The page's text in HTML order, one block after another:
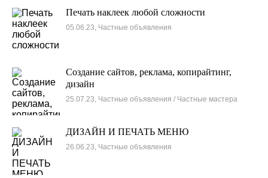
Печать наклеек любой сложности
05.06.23, Частные объявления
Создание сайтов, реклама, копирайтинг,
дизайн
25.07.23, Частные объявления / Частные мастера
ДИЗАЙН И ПЕЧАТЬ МЕНЮ
26.06.23, Частные объявления